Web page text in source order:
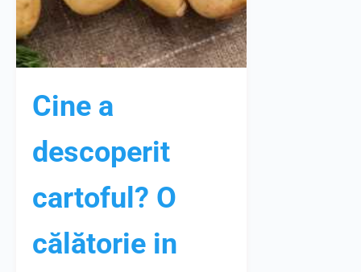
Cine a
descoperit
cartoful? O
călătorie in